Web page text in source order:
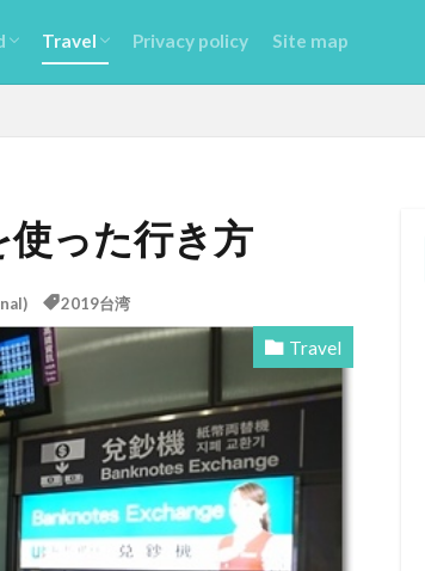
Travel Privacy policy Site map
った行き方
2019台湾
Travel